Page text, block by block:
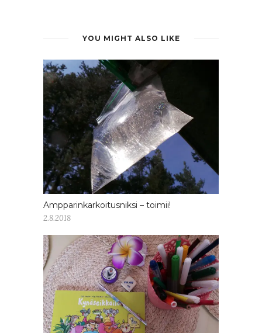
YOU MIGHT ALSO LIKE
Ampparinkarkoitusniksi – toimii!
2.8.2018